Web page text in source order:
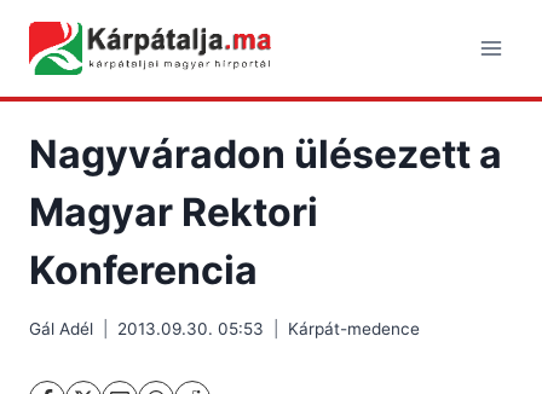
content
Nagyváradon ülésezett a
Magyar Rektori
Konferencia
Gál Adél 2013.09.30. 05:53 Kárpát-medence